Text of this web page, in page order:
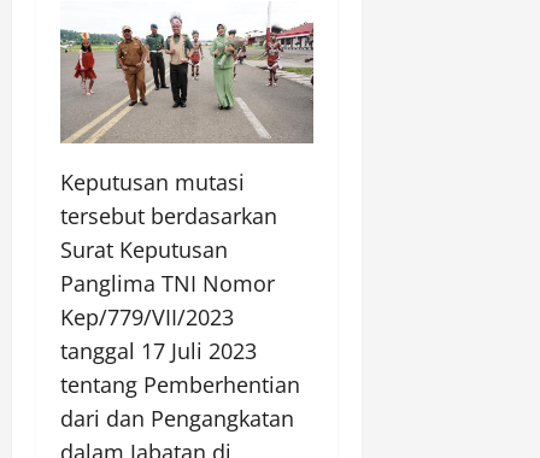
Keputusan mutasi
tersebut berdasarkan
Surat Keputusan
Panglima TNI Nomor
Kep/779/VII/2023
tanggal 17 Juli 2023
tentang Pemberhentian
dari dan Pengangkatan
dalam Jabatan di